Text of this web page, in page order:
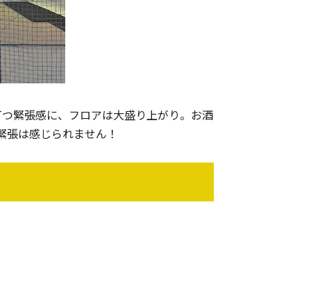
緊張感に、フロアは大盛り上がり。お酒
は感じられません！